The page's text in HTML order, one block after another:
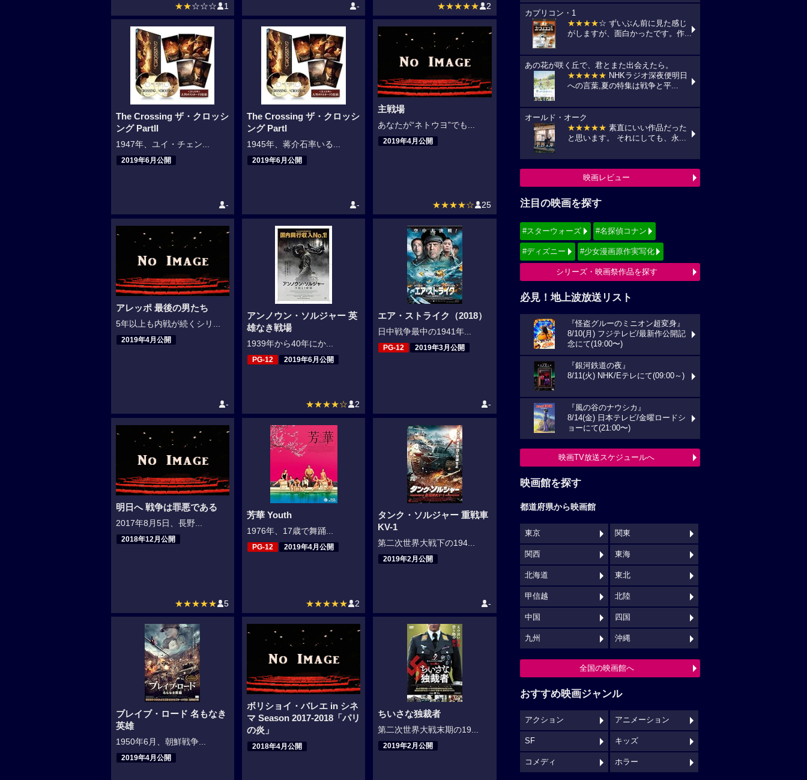
★★☆☆☆ 1 - ★★★★★ 2
The Crossing ザ・クロッシ
ング PartII
1947年、ユイ・チェン...
2019年6月公開
-
The Crossing ザ・クロッシ
ング PartI
1945年、蒋介石率いる...
2019年6月公開
-
主戦場
あなたが“ネトウヨ”でも...
2019年4月公開
★★★★☆ 25
アレッポ 最後の男たち
5年以上も内戦が続くシリ...
2019年4月公開
-
アンノウン・ソルジャー 英
雄なき戦場
1939年から40年にか...
PG-12 2019年6月公開
★★★★☆ 2
エア・ストライク（2018）
日中戦争最中の1941年...
PG-12 2019年3月公開
-
明日へ 戦争は罪悪である
2017年8月5日、長野...
2018年12月公開
★★★★★ 5
芳華 Youth
1976年、17歳で舞踊...
PG-12 2019年4月公開
★★★★★ 2
タンク・ソルジャー 重戦車
KV-1
第二次世界大戦下の194...
2019年2月公開
-
ブレイブ・ロード 名もなき
英雄
1950年6月、朝鮮戦争...
2019年4月公開
ボリショイ・バレエ in シネ
マ Season 2017-2018「パリ
の炎」
2018年4月公開
ちいさな独裁者
第二次世界大戦末期の19...
2019年2月公開
カプリコン・1
★★★★☆ ずいぶん前に見た感じ
がしますが、面白かったです。作...
あの花が咲く丘で、君とまた出会えたら。
★★★★★ NHKラジオ深夜便明日
への言葉,夏の特集は戦争と平...
オールド・オーク
★★★★★ 素直にいい作品だった
と思います。 それにしても、永...
映画レビュー
注目の映画を探す
#スターウォーズ #名探偵コナン
#ディズニー #少女漫画原作実写化
シリーズ・映画祭作品を探す
必見！地上波放送リスト
『怪盗グルーのミニオン超変身』
8/10(月) フジテレビ/最新作公開記
念にて(19:00〜)
『銀河鉄道の夜』
8/11(火) NHK/Eテレにて(09:00～)
『風の谷のナウシカ』
8/14(金) 日本テレビ/金曜ロードシ
ョーにて(21:00〜)
映画TV放送スケジュールへ
映画館を探す
都道府県から映画館
東京 関東
関西 東海
北海道 東北
甲信越 北陸
中国 四国
九州 沖縄
全国の映画館へ
おすすめ映画ジャンル
アクション アニメーション
SF キッズ
コメディ ホラー